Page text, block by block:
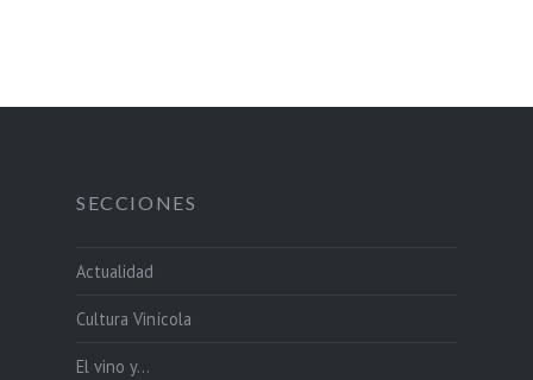
SECCIONES
Actualidad
Cultura Vinícola
El vino y…